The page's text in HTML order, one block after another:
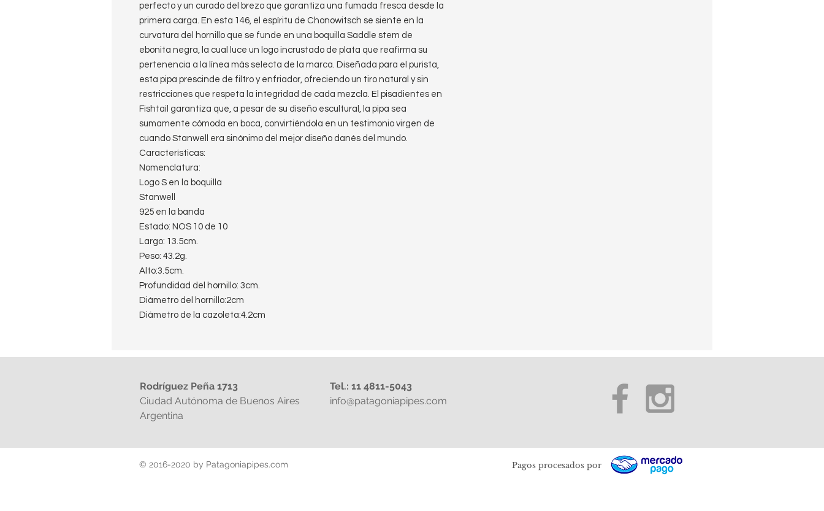
perfecto y un curado del brezo que garantiza una fumada fresca desde la
primera carga. En esta 146, el espíritu de Chonowitsch se siente en la
curvatura del hornillo que se funde en una boquilla Saddle stem de
ebonita negra, la cual luce un logo incrustado de plata que reafirma su
pertenencia a la línea más selecta de la marca. Diseñada para el purista,
esta pipa prescinde de filtro y enfriador, ofreciendo un tiro natural y sin
restricciones que respeta la integridad de cada mezcla. El pisadientes en
Fishtail garantiza que, a pesar de su diseño escultural, la pipa sea
sumamente cómoda en boca, convirtiéndola en un testimonio virgen de
cuando Stanwell era sinónimo del mejor diseño danés del mundo.
Características:
Nomenclatura:
Logo S en la boquilla
Stanwell
925 en la banda
Estado: NOS 10 de 10
Largo: 13.5cm.
Peso: 43.2g.
Alto:3.5cm.
Profundidad del hornillo: 3cm.
Diámetro del hornillo:2cm
Diámetro de la cazoleta:4.2cm
Shape: Horn
Material: Brezo
Año: 1996
Pais: Denmark
Rodríguez Peña 1713
Ciudad Autónoma de Buenos Aires
Argentina
Tel.: 11 4811-5043
info@patagoniapipes.com
© 2016-2020 by Patagoniapipes.com Pagos procesados por